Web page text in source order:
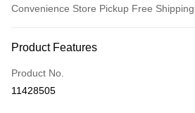
Convenience Store Pickup Free
Credit Card (Full Payment)
Convenience Store Pickup and Pay
Product Features
Product No.
11428505